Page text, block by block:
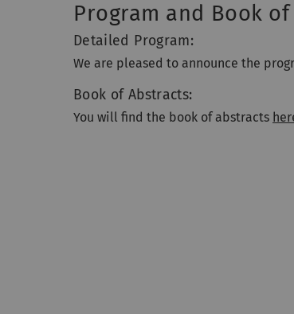
Program and Book of
Detailed Program:
We are pleased to announce the
Book of Abstracts:
You will find the book of abstracts